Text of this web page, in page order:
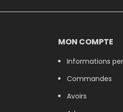
MON COMPTE
Informations
Commandes
Avoirs